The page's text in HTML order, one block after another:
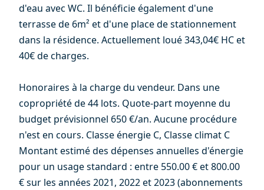
d'eau avec WC. Il bénéficie également d'une
terrasse de 6m² et d'une place de stationnement
dans la résidence. Actuellement loué 343,04€ HC et
40€ de charges.
Honoraires à la charge du vendeur. Dans une
copropriété de 44 lots. Quote-part moyenne du
budget prévisionnel 650 €/an. Aucune procédure
n'est en cours. Classe énergie C, Classe climat C
Montant estimé des dépenses annuelles d'énergie
pour un usage standard : entre 550.00 € et 800.00
€ sur les années 2021, 2022 et 2023 (abonnements